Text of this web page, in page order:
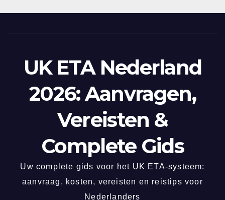
UK ETA Nederland
2026: Aanvragen,
Vereisten &
Complete Gids
Uw complete gids voor het UK ETA-systeem:
aanvraag, kosten, vereisten en reistips voor
Nederlanders